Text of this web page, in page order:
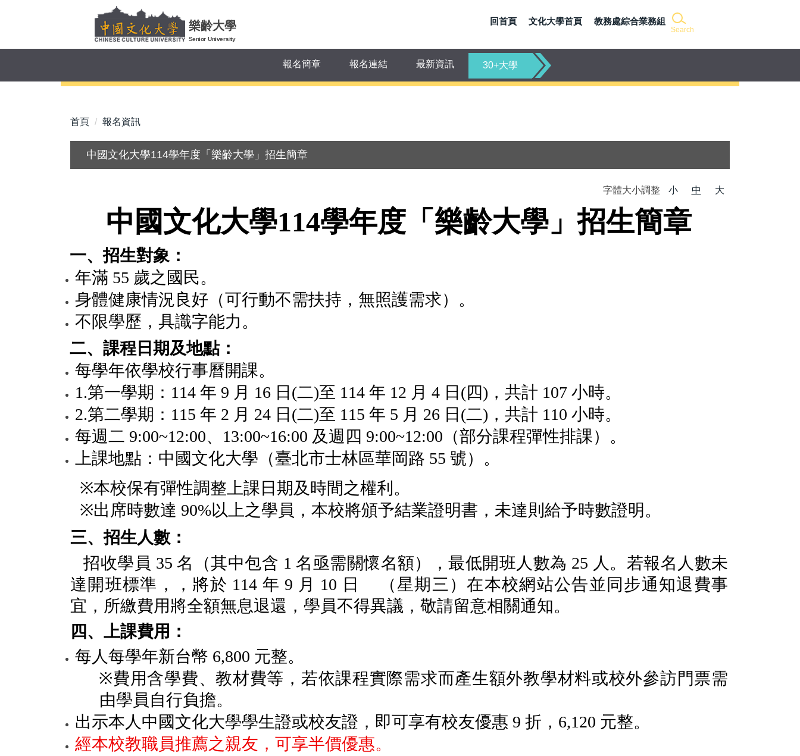
要
容
樂齡大學
Senior University
Search
回首頁 文化大學首頁 教務處綜合業務組
報名簡章 報名連結 最新資訊 30+大學
首頁 報名資訊
中國文化大學114學年度「樂齡大學」招生簡章
字體大小調整 小 中 大
中國文化大學114學年度「樂齡大學」招生簡章
一、招生對象：
年滿 55 歲之國民。
身體健康情況良好（可行動不需扶持，無照護需求）。
不限學歷，具識字能力。
二、課程日期及地點：
每學年依學校行事曆開課。
1.第一學期： 114 年 9 月 16 日 (二)至 114 年 12 月 4 日 (四) ，共計 107 小時。
2.第二學期： 115 年 2 月 24 日 (二)至 115 年 5 月 26 日 (二) ，共計 110 小時。
每週二 9:00~12:00、 13:00~16:00 及週四 9:00~12:00 （部分課程彈性排課）。
上課地點：中國文化大學（臺北市士林區華岡路 55 號）。
※本校保有彈性調整上課日期及時間之權利。
※出席時數達 90%以上之學員，本校將頒予結業證明書，未達則給予時數證明。
三、招生人數：
招收學員 35名（其中包含 1名亟需關懷名額），最低開班人數為 25 人。若報名人數未
達開班標準，，將於 114 年 9 月 10 日 （星期三）在本校網站公告並同步通知退費事
宜，所繳費用將全額無息退還，學員不得異議，敬請留意相關通知。
四、上課費用：
每人每學年新台幣 6,800 元整。
※費用含學費、教材費等，若依課程實際需求而產生額外教學材料或校外參訪門票需
由學員自行負擔。
出示本人中國文化大學學生證或校友證，即可享有校友優惠 9 折， 6,120 元整。
經本校教職員推薦之親友，可享半價優惠。